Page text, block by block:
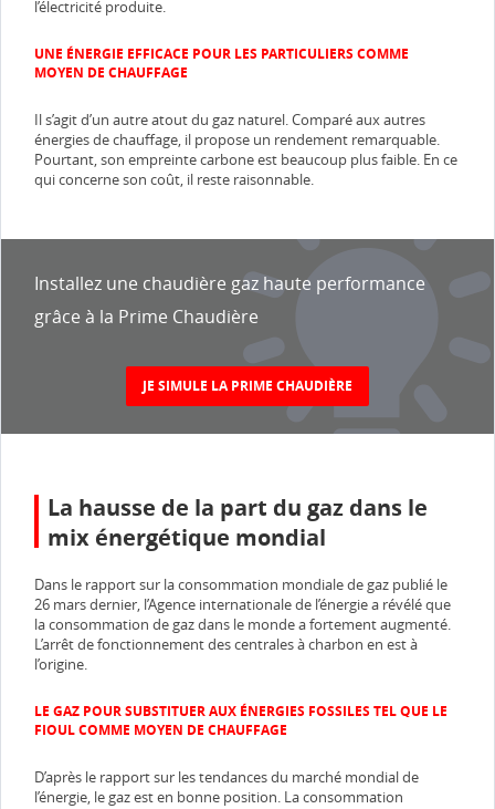
l’électricité produite.
UNE ÉNERGIE EFFICACE POUR LES PARTICULIERS COMME
MOYEN DE CHAUFFAGE
Il s’agit d’un autre atout du gaz naturel. Comparé aux autres
énergies de chauffage, il propose un rendement remarquable.
Pourtant, son empreinte carbone est beaucoup plus faible. En ce
qui concerne son coût, il reste raisonnable.
Installez une chaudière gaz haute performance
grâce à la Prime Chaudière
JE SIMULE LA PRIME CHAUDIÈRE
La hausse de la part du gaz dans le
mix énergétique mondial
Dans le rapport sur la consommation mondiale de gaz publié le
26 mars dernier, l’Agence internationale de l’énergie a révélé que
la consommation de gaz dans le monde a fortement augmenté.
L’arrêt de fonctionnement des centrales à charbon en est à
l’origine.
LE GAZ POUR SUBSTITUER AUX ÉNERGIES FOSSILES TEL QUE LE
FIOUL COMME MOYEN DE CHAUFFAGE
D’après le rapport sur les tendances du marché mondial de
l’énergie, le gaz est en bonne position. La consommation